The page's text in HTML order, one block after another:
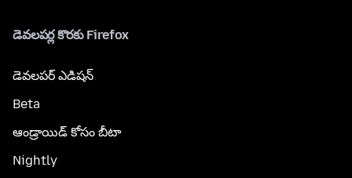
డెవలపర్ల కొరకు Firefox
డెవలపర్ ఎడిషన్
Beta
ఆండ్రాయిడ్ కోసం బీటా
Nightly